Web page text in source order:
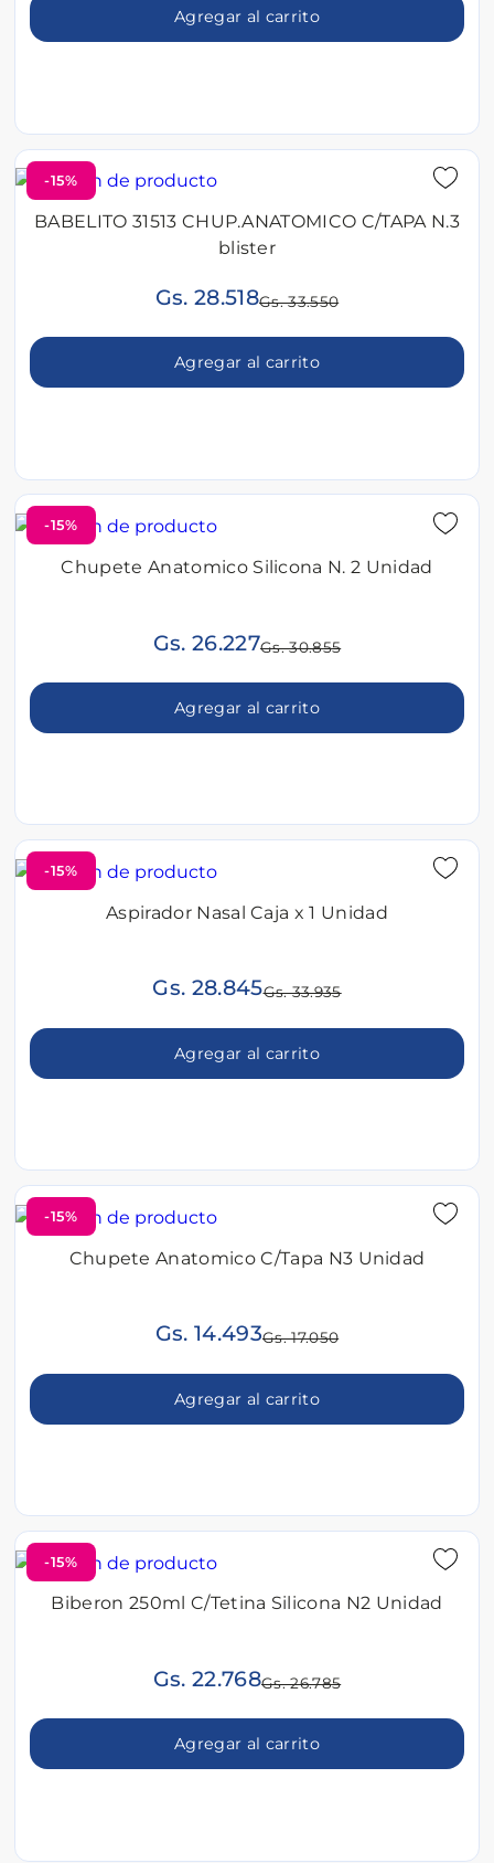
Agregar al carrito
-15%
BABELITO 31513 CHUP.ANATOMICO C/TAPA N.3
blister
Gs. 28.518Gs. 33.550
Agregar al carrito
-15%
Chupete Anatomico Silicona N. 2 Unidad
Gs. 26.227Gs. 30.855
Agregar al carrito
-15%
Aspirador Nasal Caja x 1 Unidad
Gs. 28.845Gs. 33.935
Agregar al carrito
-15%
Chupete Anatomico C/Tapa N3 Unidad
Gs. 14.493Gs. 17.050
Agregar al carrito
-15%
Biberon 250ml C/Tetina Silicona N2 Unidad
Gs. 22.768Gs. 26.785
Agregar al carrito